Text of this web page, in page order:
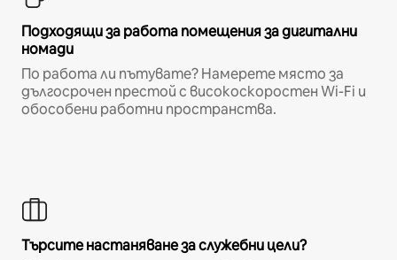
Подходящи за работа помещения за дигитални
номади
По работа ли пътувате? Намерете място за
дългосрочен престой с високоскоростен Wi-Fi и
обособени работни пространства.
Търсите настаняване за служебни цели?